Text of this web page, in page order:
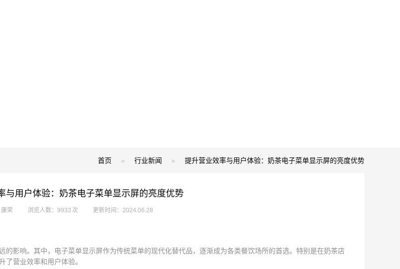
首页 » 行业新闻 » 提升营业效率与用户体验：奶茶电子菜单显示屏的亮度优势
与用户体验：奶茶电子菜单显示屏的亮度优势
荣 浏览人数：9933 次 更新时间：2024.06.28
影响。其中，电子菜单显示屏作为传统菜单的现代化替代品，逐渐成为各类餐饮场所的首选。特别是在奶茶店
了营业效率和用户体验。